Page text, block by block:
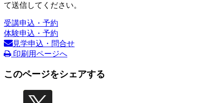
て送信してください。
受講申込・予約
体験申込・予約
見学申込・問合せ
印刷用ページへ
このページをシェアする